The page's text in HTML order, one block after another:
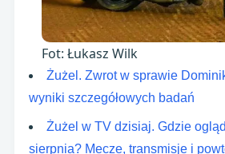
Fot: Łukasz Wilk
Żużel. Zwrot w sprawie
wyniki szczegółowych badań
Żużel w TV dzisiaj. Gdzie
sierpnia? Mecze, transmisje i